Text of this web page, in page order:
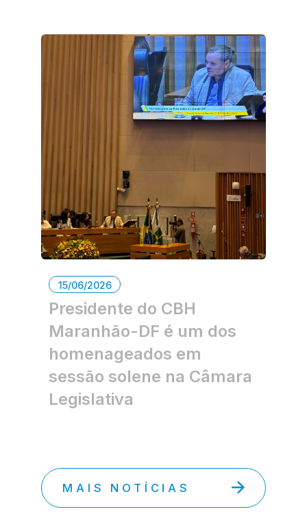
15/06/2026
Presidente do CBH
Maranhão-DF é um dos
homenageados em
sessão solene na Câmara
Legislativa
MAIS NOTÍCIAS